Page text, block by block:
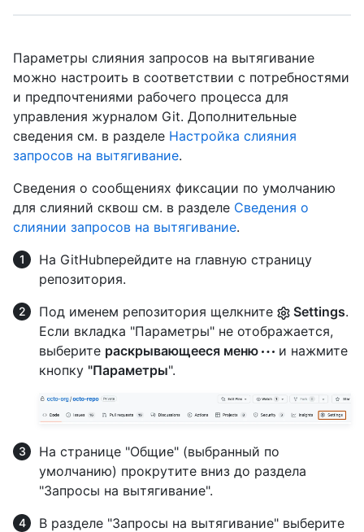
Параметры слияния запросов на вытягивание
можно настроить в соответствии с потребностями
и предпочтениями рабочего процесса для
управления журналом Git. Дополнительные
сведения см. в разделе Настройка слияния
запросов на вытягивание.
Сведения о сообщениях фиксации по умолчанию
для слияний сквош см. в разделе Сведения о
слиянии запросов на вытягивание.
На GitHubперейдите на главную страницу
репозитория.
Под именем репозитория щелкните
Settings.
Если вкладка "Параметры" не отображается,
выберите раскрывающееся меню
и нажмите
кнопку "Параметры".
На странице "Общие" (выбранный по
умолчанию) прокрутите вниз до раздела
"Запросы на вытягивание".
В разделе "Запросы на вытягивание" выберите